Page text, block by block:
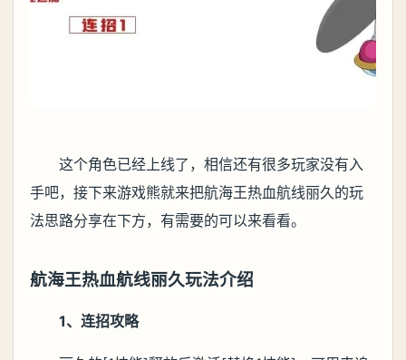
这个角色已经上线了，相信还有很多玩家没有入
手吧，接下来游戏熊就来把航海王热血航线丽久的玩
法思路分享在下方，有需要的可以来看看。
航海王热血航线丽久玩法介绍
1、连招攻略